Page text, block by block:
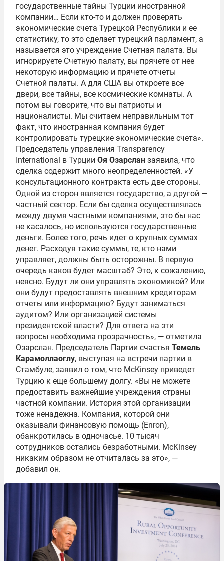
государственные тайны Турции иностранной
компании… Если кто-то и должен проверять
экономические счета Турецкой Республики и ее
статистику, то это сделает турецкий парламент, а
называется это учреждение Счетная палата. Вы
игнорируете Счетную палату, вы прячете от нее
некоторую информацию и прячете отчеты
Счетной палаты. А для США вы откроете все
двери, все тайны, все космические комнаты. А
потом вы говорите, что вы патриоты и
националисты. Мы считаем неправильным тот
факт, что иностранная компания будет
контролировать турецкие экономические счета».
Председатель управления Transparency
International в Турции Оя Озарслан заявила, что
сделка содержит много неопределенностей. «У
консультационного контракта есть две стороны.
Одной из сторон является государство, а другой —
частный сектор. Если бы сделка осуществлялась
между двумя частными компаниями, это бы нас
не касалось, но используются государственные
деньги. Более того, речь идет о крупных суммах
денег. Расходуя такие суммы, те, кто нами
управляет, должны быть осторожны. В первую
очередь каков будет масштаб? Это, к сожалению,
неясно. Будут ли они управлять экономикой? Или
они будут предоставлять внешним кредиторам
отчеты или информацию? Будут заниматься
аудитом? Или организацией системы
президентской власти? Для ответа на эти
вопросы необходима прозрачность», — отметила
Озарслан. Председатель Партии счастья Темель
Карамоллаоглу, выступая на встречи партии в
Стамбуле, заявил о том, что McKinsey приведет
Турцию к еще большему долгу. «Вы не можете
предоставить важнейшие учреждения страны
частной компании. История этой организации
тоже ненадежна. Компания, которой они
оказывали финансовую помощь (Enron),
обанкротилась в одночасье. 10 тысяч
сотрудников остались безработными. McKinsey
никаким образом не отчиталась за это», —
добавил он.